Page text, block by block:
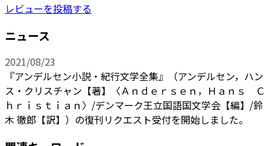
レビューを投稿する
ニュース
2021/08/23
『アンデルセン小説・紀行文学全集』（アンデルセン，ハン
ス・クリスチャン【著】〈Ａｎｄｅｒｓｅｎ，Ｈａｎｓ Ｃ
ｈｒｉｓｔｉａｎ〉/デンマーク王立国語国文学会【編】/鈴
木 徹郎【訳】）の復刊リクエスト受付を開始しました。